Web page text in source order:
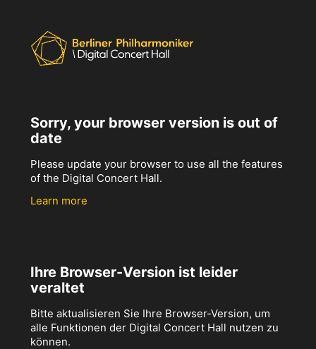
Sorry, your browser version is out of
date
Please update your browser to use all the features
of the Digital Concert Hall.
Learn more
Ihre Browser-Version ist leider
veraltet
Bitte aktualisieren Sie Ihre Browser-Version, um
alle Funktionen der Digital Concert Hall nutzen zu
können.